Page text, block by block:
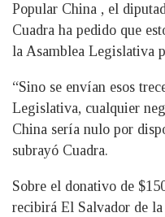
Popular China , el
Cuadra ha pedido que
la Asamblea Legislativa
“Sino se envían esos
Legislativa, cualquier
China sería nulo por
subrayó Cuadra.
Sobre el donativo de
recibirá El Salvador de